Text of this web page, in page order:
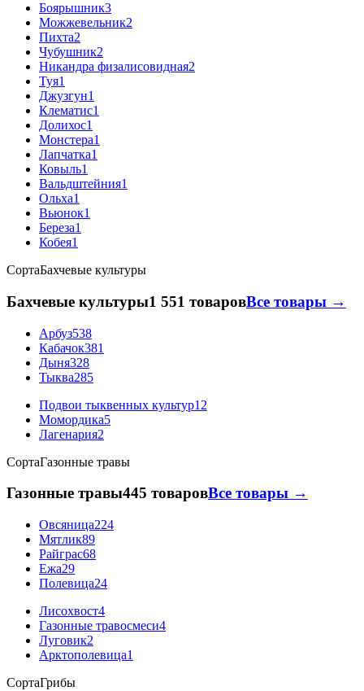
Боярышник3
Можжевельник2
Пихта2
Чубушник2
Никандра физалисовидная2
Туя1
Джузгун1
Клематис1
Долихос1
Монстера1
Лапчатка1
Ковыль1
Вальдштейния1
Ольха1
Вьюнок1
Береза1
Кобея1
СортаБахчевые культуры
Бахчевые культуры1 551 товаровВсе товары →
Арбуз538
Кабачок381
Дыня328
Тыква285
Подвои тыквенных культур12
Момордика5
Лагенария2
СортаГазонные травы
Газонные травы445 товаровВсе товары →
Овсяница224
Мятлик89
Райграс68
Ежа29
Полевица24
Лисохвост4
Газонные травосмеси4
Луговик2
Арктополевица1
СортаГрибы